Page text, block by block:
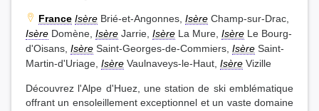
France Isère Brié-et-Angonnes, Isère Champ-sur-Drac,
Isère Domène, Isère Jarrie, Isère La Mure, Isère Le Bourg-
d'Oisans, Isère Saint-Georges-de-Commiers, Isère Saint-
Martin-d'Uriage, Isère Vaulnaveys-le-Haut, Isère Vizille
Découvrez l'Alpe d'Huez, une station de ski emblématique
offrant un ensoleillement exceptionnel et un vaste domaine